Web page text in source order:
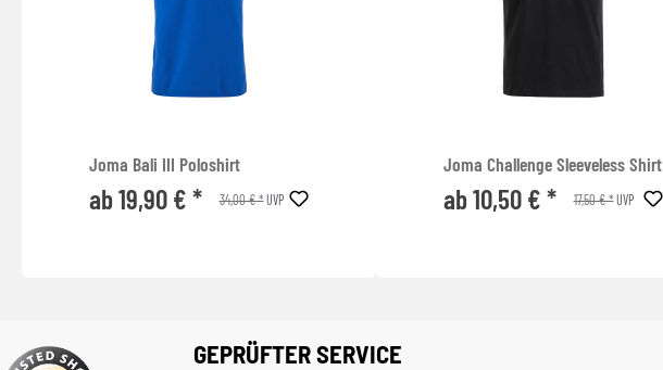
Joma Bali III Poloshirt
ab 19,90 € * 34,00 € *UVP
Joma Challenge Sleeveless Shirt
ab 10,50 € * 17,50 € *UVP
GEPRÜFTER SERVICE